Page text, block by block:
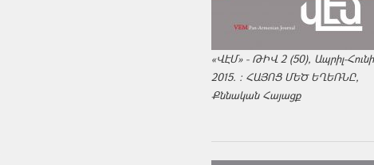
«ՎԷՄ» - ԹԻՎ 2 (50), Ապրիլ-
2015. : ՀԱՅՈՑ ՄԵԾ ԵՂԵՌՆԸ,
Քննական Հայացք